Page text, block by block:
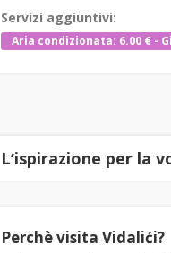
Servizi aggiuntivi:
Aria condizionata: 6.00 € -
Lʼispirazione per la
Perchè visita Vidalići?